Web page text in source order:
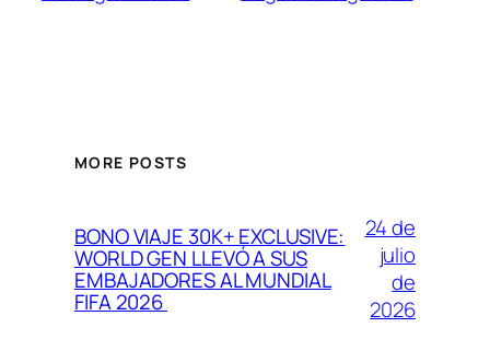
MORE POSTS
BONO VIAJE 30K+ EXCLUSIVE:
WORLD GEN LLEVÓ A SUS
EMBAJADORES AL MUNDIAL
FIFA 2026
24 de
julio
de
2026